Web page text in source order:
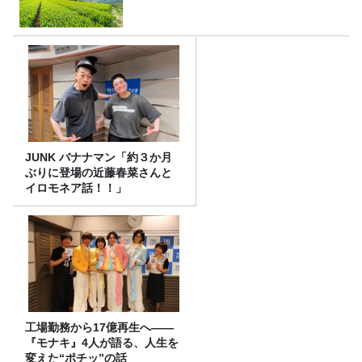
JUNK バナナマン「約３か月
ぶりに登場の近藤春菜さんと
イロモネア話！！」
工場勤務から17億再生へ——
『モナキ』4人が語る、人生を
変えた“ポチッ”の話